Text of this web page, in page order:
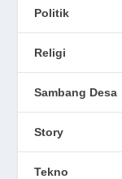
Politik
Religi
Sambang Desa
Story
Tekno